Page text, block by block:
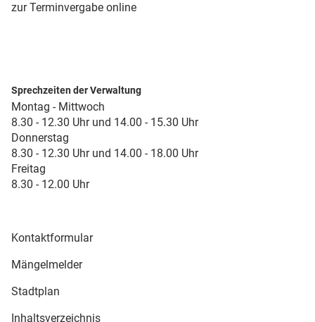
zur Terminvergabe online
Sprechzeiten der Verwaltung
Montag - Mittwoch
8.30 - 12.30 Uhr und 14.00 - 15.30 Uhr
Donnerstag
8.30 - 12.30 Uhr und 14.00 - 18.00 Uhr
Freitag
8.30 - 12.00 Uhr
Kontaktformular
Mängelmelder
Stadtplan
Inhaltsverzeichnis